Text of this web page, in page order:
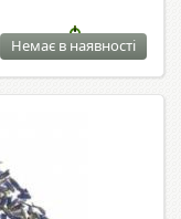
Немає в наявності